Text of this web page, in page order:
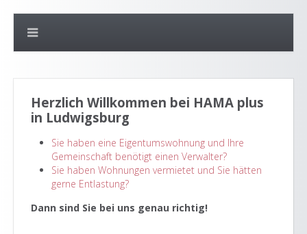
Herzlich Willkommen bei HAMA plus
in Ludwigsburg
Sie haben eine Eigentumswohnung und Ihre
Gemeinschaft benötigt einen Verwalter?
Sie haben Wohnungen vermietet und Sie hätten
gerne Entlastung?
Dann sind Sie bei uns genau richtig!